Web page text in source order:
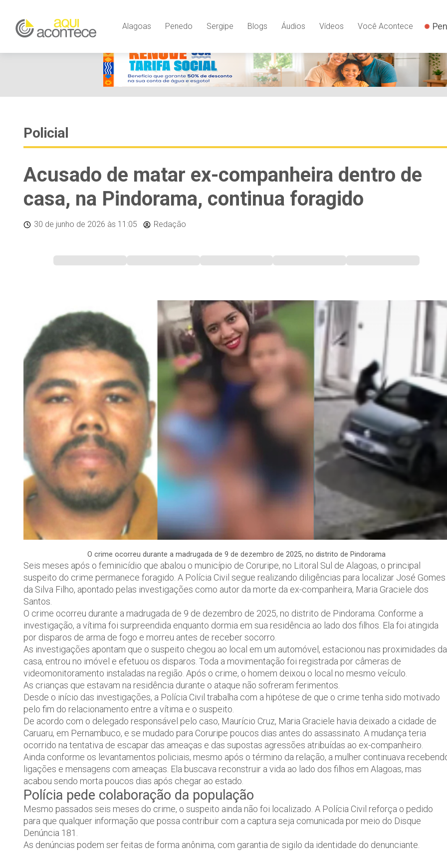
Alagoas Penedo Sergipe Blogs Áudios Vídeos Você Acontece
Policial
Acusado de matar ex-companheira dentro de
casa, na Pindorama, continua foragido
30 de junho de 2026 às 11:05 Redação
O crime ocorreu durante a madrugada de 9 de dezembro de 2025, no distrito de Pindorama
Seis meses após o feminicídio que abalou o município de Coruripe, no Litoral Sul de Alagoas, o principal
suspeito do crime permanece foragido. A Polícia Civil segue realizando diligências para localizar José Gomes
da Silva Filho, apontado pelas investigações como autor da morte da ex-companheira, Maria Graciele dos
Santos.
O crime ocorreu durante a madrugada de 9 de dezembro de 2025, no distrito de Pindorama. Conforme a
investigação, a vítima foi surpreendida enquanto dormia em sua residência ao lado dos filhos. Ela foi atingida
por disparos de arma de fogo e morreu antes de receber socorro.
As investigações apontam que o suspeito chegou ao local em um automóvel, estacionou nas proximidades da
casa, entrou no imóvel e efetuou os disparos. Toda a movimentação foi registrada por câmeras de
videomonitoramento instaladas na região. Após o crime, o homem deixou o local no mesmo veículo.
As crianças que estavam na residência durante o ataque não sofreram ferimentos.
Desde o início das investigações, a Polícia Civil trabalha com a hipótese de que o crime tenha sido motivado
pelo fim do relacionamento entre a vítima e o suspeito.
De acordo com o delegado responsável pelo caso, Maurício Cruz, Maria Graciele havia deixado a cidade de
Caruaru, em Pernambuco, e se mudado para Coruripe poucos dias antes do assassinato. A mudança teria
ocorrido na tentativa de escapar das ameaças e das supostas agressões atribuídas ao ex-companheiro.
Ainda conforme os levantamentos policiais, mesmo após o término da relação, a mulher continuava
ligações e mensagens com ameaças. Ela buscava reconstruir a vida ao lado dos filhos em Alagoas, mas
acabou sendo morta poucos dias após chegar ao estado.
Polícia pede colaboração da população
Mesmo passados seis meses do crime, o suspeito ainda não foi localizado. A Polícia Civil reforça o pedido
para que qualquer informação que possa contribuir com a captura seja comunicada por meio do Disque
Denúncia 181.
As denúncias podem ser feitas de forma anônima, com garantia de sigilo da identidade do denunciante.